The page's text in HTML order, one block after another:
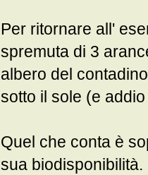
Per ritornare all'
spremuta di 3
albero del
sotto il sole (e
Quel che conta è
sua biodisponibilità.